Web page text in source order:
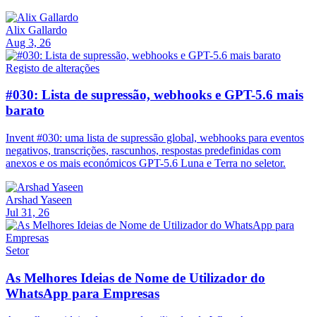
Alix Gallardo
Aug 3, 26
Registo de alterações
#030: Lista de supressão, webhooks e GPT-5.6 mais
barato
Invent #030: uma lista de supressão global, webhooks para eventos
negativos, transcrições, rascunhos, respostas predefinidas com
anexos e os mais económicos GPT-5.6 Luna e Terra no seletor.
Arshad Yaseen
Jul 31, 26
Setor
As Melhores Ideias de Nome de Utilizador do
WhatsApp para Empresas